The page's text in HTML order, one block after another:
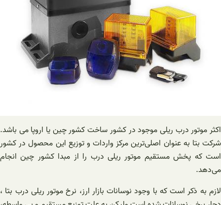
اکثر موتور درب ریلی موجود در کشور ساخت کشور چین یا اروپا می باشد.
شرکت بتا به عنوان اصلی‌ترین مرکز واردات و توزیع این محصول در کشور
است که پخش مستقیم موتور ریلی درب را از مبدا کشور چین انجام
می‌دهد.
لازم به ذکر است که با وجود نوسانات بازار ارز، نرخ موتور ریلی درب بتا ،